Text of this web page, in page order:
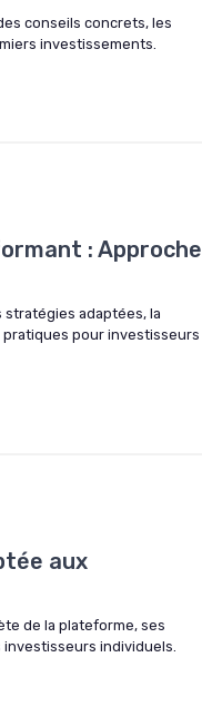
conseils concrets, les
investissements.
: Approche
adaptées, la
pratiques pour investisseurs
aux
de la plateforme, ses
individuels.